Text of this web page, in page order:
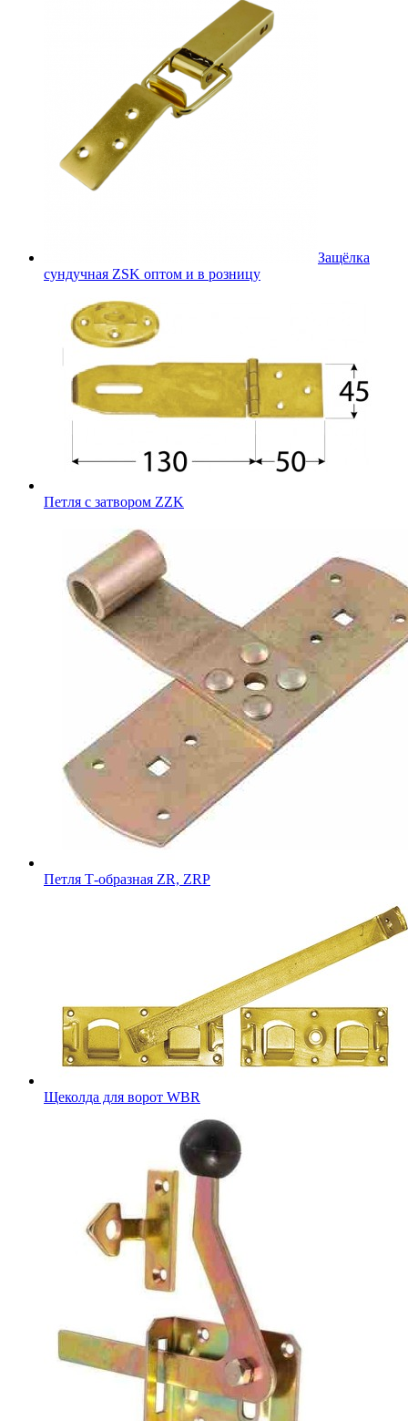
Защёлка
сундучная ZSK оптом и в розницу
Петля с затвором ZZK
Петля Т-образная ZR, ZRP
Щеколда для ворот WBR